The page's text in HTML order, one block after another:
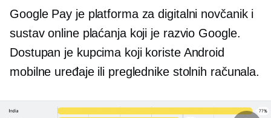
Google Pay je platforma za digitalni novčanik i
sustav online plaćanja koji je razvio Google.
Dostupan je kupcima koji koriste Android
mobilne uređaje ili preglednike stolnih računala.